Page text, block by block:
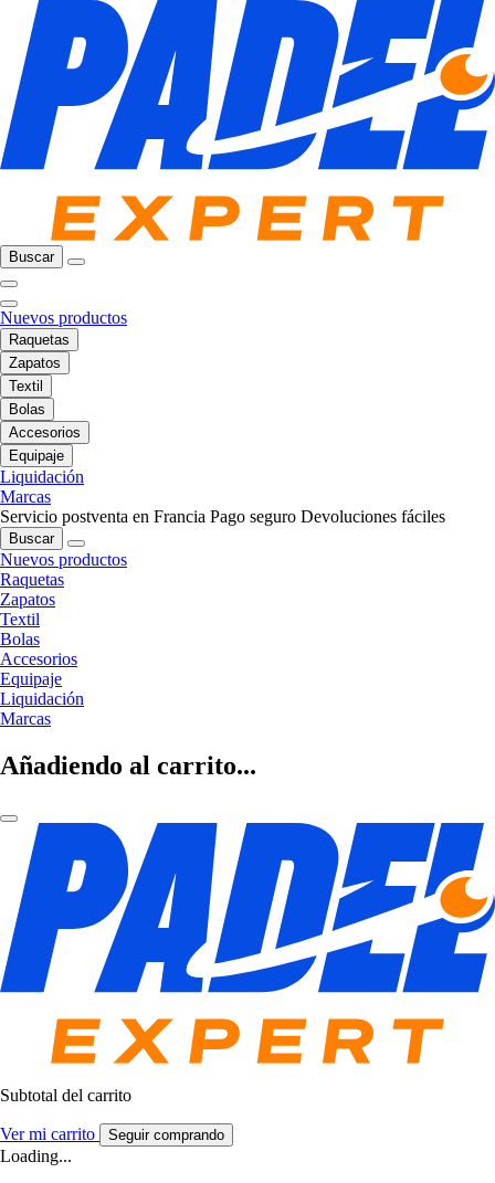
Buscar
Nuevos productos
Raquetas
Zapatos
Textil
Bolas
Accesorios
Equipaje
Liquidación
Marcas
Servicio postventa en Francia Pago seguro Devoluciones fáciles
Buscar
Nuevos productos
Raquetas
Zapatos
Textil
Bolas
Accesorios
Equipaje
Liquidación
Marcas
Añadiendo al carrito...
Subtotal del carrito
Ver mi carrito Seguir comprando
Loading...